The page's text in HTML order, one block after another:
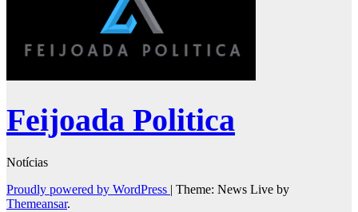
Feijoada Politica
Notícias
Proudly powered by WordPress | Theme: News Live by
Themeansar.